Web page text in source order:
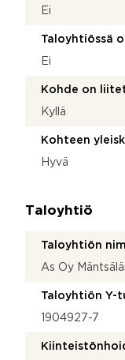
Ei
Taloyhtiössä
Ei
Kohde on
Kyllä
Kohteen
Hyvä
Taloyhtiö
Taloyhtiön
As Oy
Taloyhtiön Y-
1904927-7